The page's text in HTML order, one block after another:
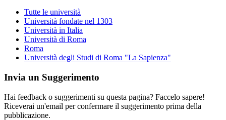
Tutte le università
Università fondate nel 1303
Università in Italia
Università di Roma
Roma
Università degli Studi di Roma "La Sapienza"
Invia un Suggerimento
Hai feedback o suggerimenti su questa pagina? Faccelo sapere!
Riceverai un'email per confermare il suggerimento prima della
pubblicazione.